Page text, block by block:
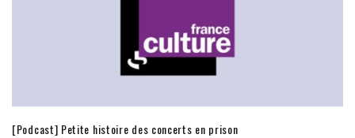
[Podcast] Petite histoire des concerts en prison